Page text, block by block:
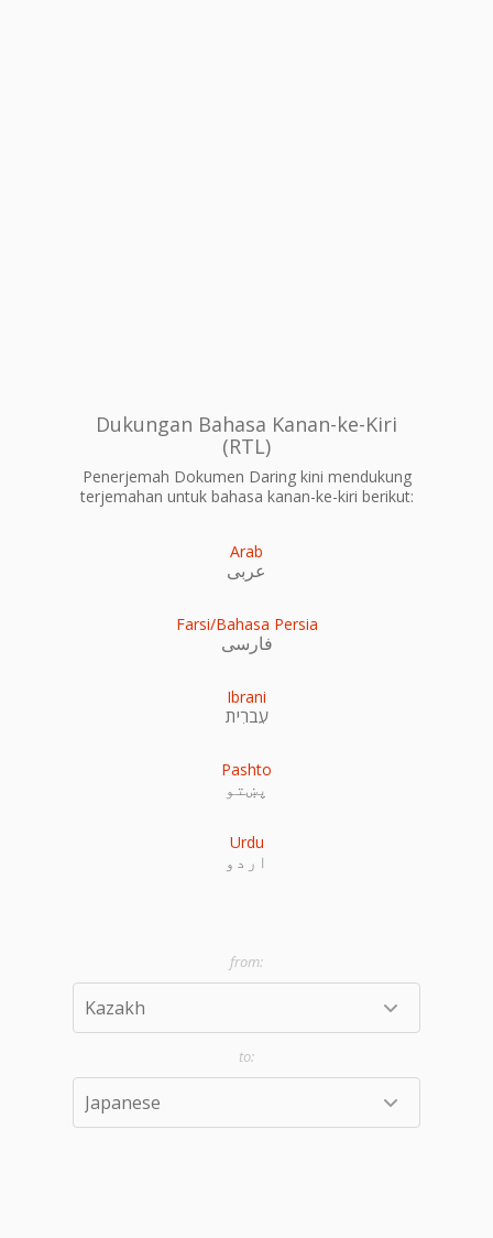
Dukungan Bahasa Kanan-ke-Kiri
(RTL)
Penerjemah Dokumen Daring kini mendukung
terjemahan untuk bahasa kanan-ke-kiri berikut:
Arab
عربى
Farsi/Bahasa Persia
فارسی
Ibrani
עִברִית
Pashto
پښتو
Urdu
اردو